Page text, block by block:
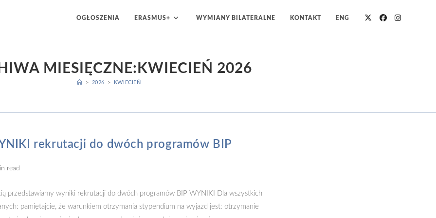
OGŁOSZENIA ERASMUS+ WYMIANY BILATERALNE KONTAKT ENG
MIESIĘCZNE:KWIECIEŃ 2026
> 2026 > KWIECIEŃ
rekrutacji do dwóch programów BIP
read
przedstawiamy wyniki rekrutacji do dwóch programów BIP WYNIKI Dla wszystkich
pamiętajcie, że warunkiem otrzymania stypendium na wyjazd jest: otrzymanie